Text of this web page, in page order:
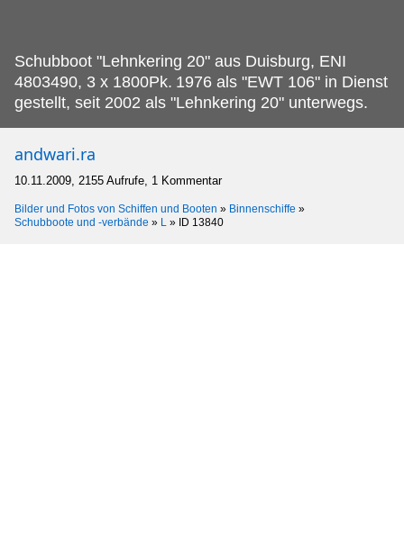
Schubboot "Lehnkering 20" aus Duisburg, ENI
4803490, 3 x 1800Pk. 1976 als "EWT 106" in Dienst
gestellt, seit 2002 als "Lehnkering 20" unterwegs.
andwari.ra
10.11.2009, 2155 Aufrufe, 1 Kommentar
Bilder und Fotos von Schiffen und Booten » Binnenschiffe »
Schubboote und -verbände » L » ID 13840